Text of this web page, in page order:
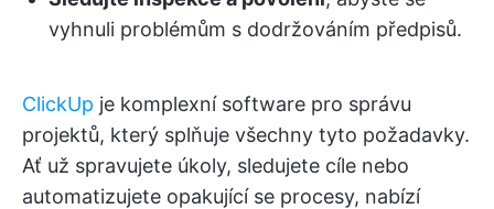
vyhnuli problémům s dodržováním předpisů.
ClickUp je komplexní software pro správu
projektů, který splňuje všechny tyto požadavky.
Ať už spravujete úkoly, sledujete cíle nebo
automatizujete opakující se procesy, nabízí